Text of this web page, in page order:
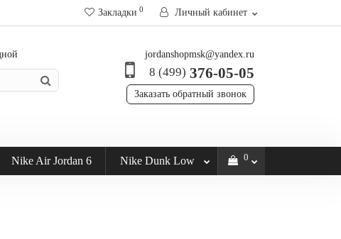
Закладки 0 Личный кабинет
jordanshopmsk@yandex.ru
8 (499) 376-05-05
Заказать обратный звонок
Nike Air Jordan 6 Nike Dunk Low 0